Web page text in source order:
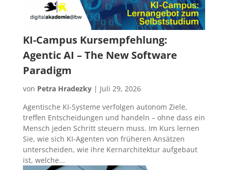
KI-Campus Kursempfehlung:
Agentic AI – The New Software
Paradigm
von Petra Hradezky| Juli 29, 2026
Agentische KI-Systeme verfolgen autonom Ziele,
treffen Entscheidungen und handeln – ohne dass ein
Mensch jeden Schritt steuern muss. Im Kurs lernen
Sie, wie sich KI-Agenten von früheren Ansätzen
unterscheiden, wie ihre Kernarchitektur aufgebaut
ist, welche...